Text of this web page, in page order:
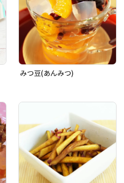
みつ豆(あんみつ)